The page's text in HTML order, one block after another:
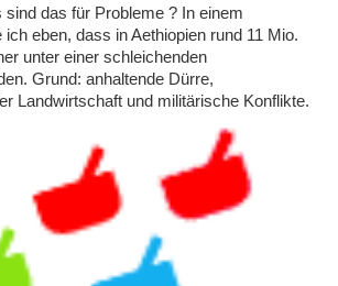
das für Probleme ? In einem
eben, dass in Aethiopien rund 11 Mio.
unter einer schleichenden
Grund: anhaltende Dürre,
Landwirtschaft und militärische Konflikte.